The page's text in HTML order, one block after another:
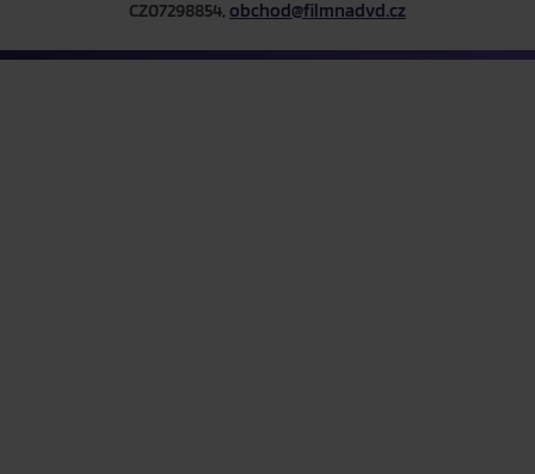
CZ07298854, obchod@filmnadvd.cz